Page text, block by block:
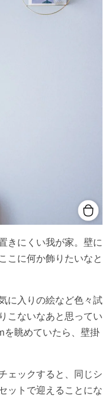
きにくい我が家。壁に
こに何か飾りたいなと
に入りの絵など色々試
こないなあと思ってい
眺めていたら、壁掛
ェックすると、同じシ
ットで迎えることにな